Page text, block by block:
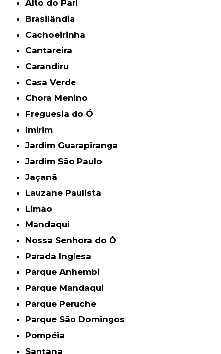
Alto do Pari
Brasilândia
Cachoeirinha
Cantareira
Carandiru
Casa Verde
Chora Menino
Freguesia do Ó
Imirim
Jardim Guarapiranga
Jardim São Paulo
Jaçanã
Lauzane Paulista
Limão
Mandaqui
Nossa Senhora do Ó
Parada Inglesa
Parque Anhembi
Parque Mandaqui
Parque Peruche
Parque São Domingos
Pompéia
Santana